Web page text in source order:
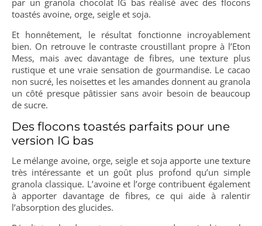
toastés avoine, orge, seigle et soja.
Et honnêtement, le résultat fonctionne incroyablement
bien. On retrouve le contraste croustillant propre à l’Eton
Mess, mais avec davantage de fibres, une texture plus
rustique et une vraie sensation de gourmandise. Le cacao
non sucré, les noisettes et les amandes donnent au granola
un côté presque pâtissier sans avoir besoin de beaucoup
de sucre.
Des flocons toastés parfaits pour une
version IG bas
Le mélange avoine, orge, seigle et soja apporte une texture
très intéressante et un goût plus profond qu’un simple
granola classique. L’avoine et l’orge contribuent également
à apporter davantage de fibres, ce qui aide à ralentir
l’absorption des glucides.